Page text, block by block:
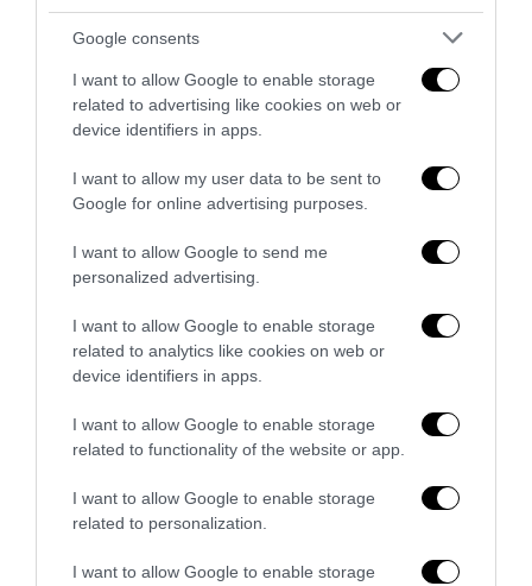
Google consents
I want to allow Google to enable storage
related to advertising like cookies on web or
device identifiers in apps.
I want to allow my user data to be sent to
Google for online advertising purposes.
I want to allow Google to send me
personalized advertising.
I want to allow Google to enable storage
related to analytics like cookies on web or
device identifiers in apps.
I want to allow Google to enable storage
related to functionality of the website or app.
I want to allow Google to enable storage
related to personalization.
I want to allow Google to enable storage
Remigrazione, il Copasir riconosce all’antifascismo il
veto del disordine
6 Agosto 2026